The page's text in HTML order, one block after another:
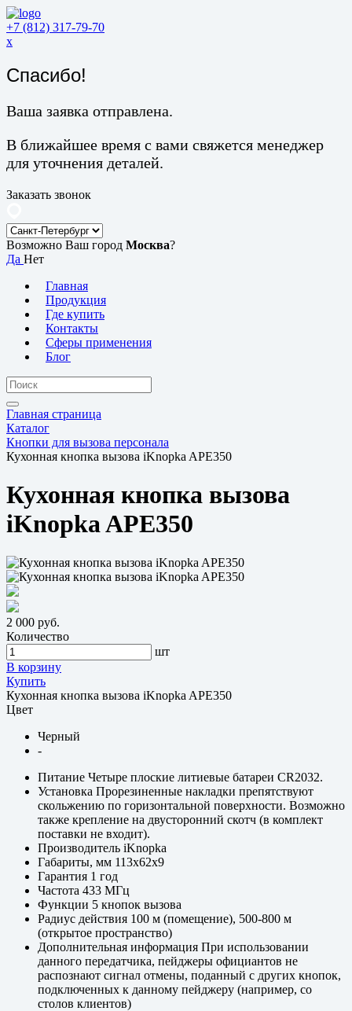
+7 (812) 317-79-70
x
Спасибо!
Ваша заявка отправлена.
В ближайшее время с вами свяжется менеджер
для уточнения деталей.
Заказать звонок
Возможно Ваш город Москва?
Да Нет
Главная
Продукция
Где купить
Контакты
Сферы применения
Блог
Главная страница
Каталог
Кнопки для вызова персонала
Кухонная кнопка вызова iKnopka APE350
Кухонная кнопка вызова
iKnopka APE350
2 000 руб.
Количество
шт
В корзину
Купить
Кухонная кнопка вызова iKnopka APE350
Цвет
Черный
-
Питание Четыре плоские литиевые батареи CR2032.
Установка Прорезиненные накладки препятствуют
скольжению по горизонтальной поверхности. Возможно
также крепление на двусторонний скотч (в комплект
поставки не входит).
Производитель iKnopka
Габариты, мм 113x62x9
Гарантия 1 год
Частота 433 МГц
Функции 5 кнопок вызова
Радиус действия 100 м (помещение), 500-800 м
(открытое пространство)
Дополнительная информация При использовании
данного передатчика, пейджеры официантов не
распознают сигнал отмены, поданный с других кнопок,
подключенных к данному пейджеру (например, со
столов клиентов)